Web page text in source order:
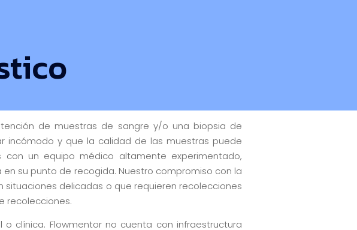
de muestras de sangre y/o una biopsia de
incómodo y que la calidad de las muestras puede
con un equipo médico altamente experimentado,
su punto de recogida. Nuestro compromiso con la
delicadas o que requieren recolecciones
recolecciones.
clínica. Flowmentor no cuenta con infraestructura